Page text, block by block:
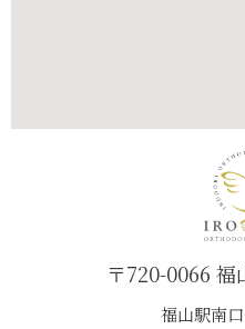
〒720-0066
福山駅南